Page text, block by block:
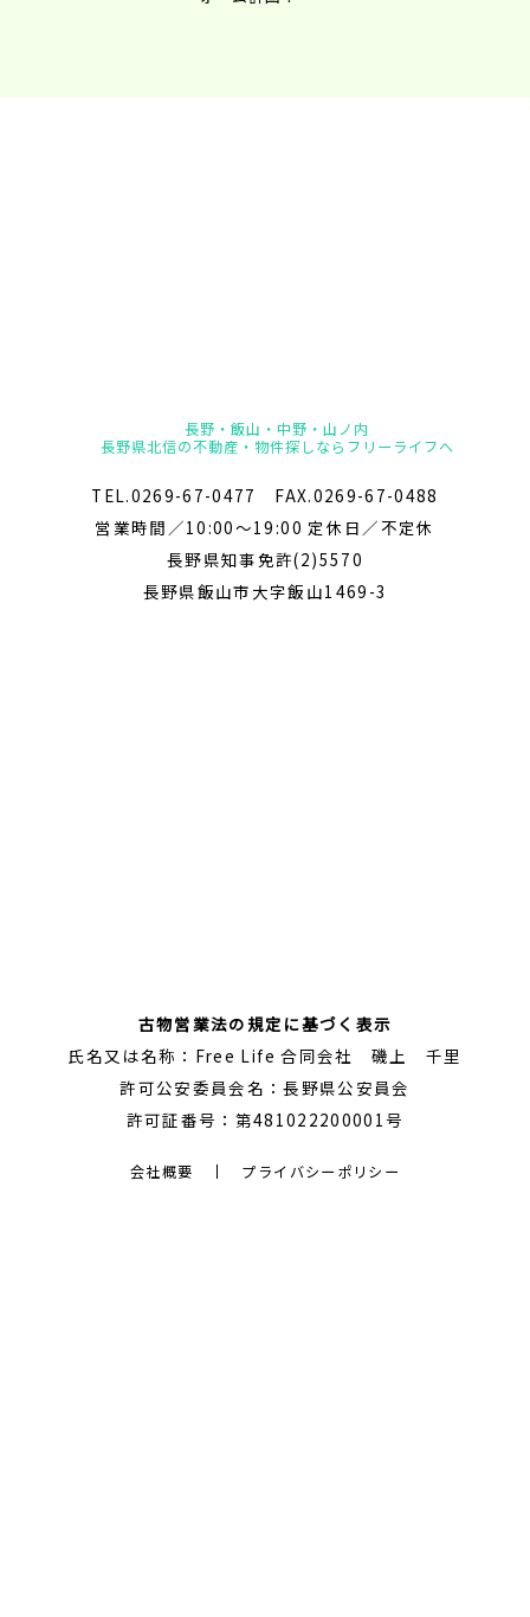
長野・飯山・中野・山ノ内
長野県北信の不動産・物件探しならフリーライフへ
TEL.0269-67-0477 FAX.0269-67-0488
営業時間／10:00～19:00 定休日／不定休
長野県知事免許(2)5570
長野県飯山市大字飯山1469-3
古物営業法の規定に基づく表示
氏名又は名称：Free Life 合同会社 磯上 千里
許可公安委員会名：長野県公安員会
許可証番号：第481022200001号
会社概要 プライバシーポリシー